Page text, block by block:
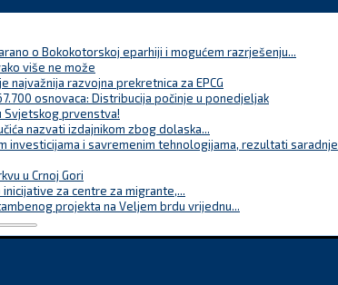
o Bokokotorskoj eparhiji i mogućem razrješenju...
više ne može
najvažnija razvojna prekretnica za EPCG
osnovaca: Distribucija počinje u ponedjeljak
Svjetskog prvenstva!
nazvati izdajnikom zbog dolaska...
investicijama i savremenim tehnologijama, rezultati saradnje
u Crnoj Gori
inicijative za centre za migrante,...
projekta na Veljem brdu vrijednu...